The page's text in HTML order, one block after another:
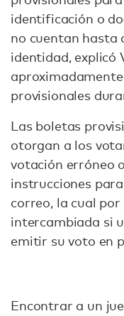
identificación o
no cuentan hasta
identidad, explicó
aproximadamente
provisionales
Las boletas
otorgan a los
votación erróneo
instrucciones
correo, la cual
intercambiada si
emitir su voto en
Encontrar a un